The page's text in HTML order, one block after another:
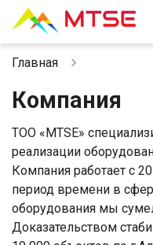
Главная
Компания
ТОО «MTSE»
реализации
Компания работает с
период времени в
оборудования мы
Доказательством